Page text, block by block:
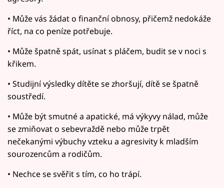
• Může vás žádat o finanční obnosy, přičemž nedokáže
říct, na co peníze potřebuje.
• Může špatně spát, usínat s pláčem, budit se v noci s
křikem.
• Studijní výsledky dítěte se zhoršují, dítě se špatně
soustředí.
• Může být smutné a apatické, má výkyvy nálad, může
se zmiňovat o sebevraždě nebo může trpět
nečekanými výbuchy vzteku a agresivity k mladším
sourozencům a rodičům.
• Nechce se svěřit s tím, co ho trápí.